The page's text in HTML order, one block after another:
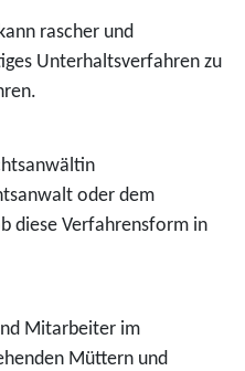
rascher und
Unterhaltsverfahren zu
oder dem
diese Verfahrensform in
Mitarbeiter im
Müttern und